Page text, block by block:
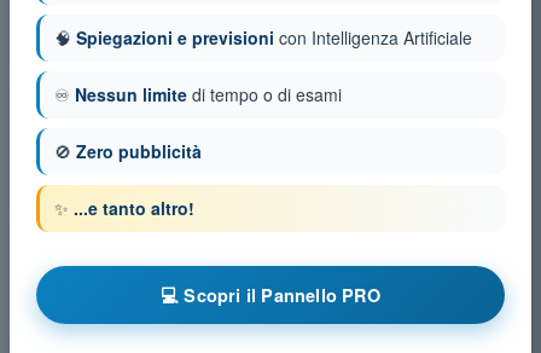
La Density Altitude (Altitudine di Densità) è:
risposte
Quali sono i fattori che più pesantemente penalizzano
(allungandola) la distanza di decollo da una pista pavimentata
e asciutta?
4risposte
minor tempo possibile?
🧠 Spiegazioni e previsioni con Intelligenza Artificiale
♾️ Nessun limite di tempo o di esami
🚫 Zero pubblicità
✨ ...e tanto altro!
💻 Scopri il Pannello PRO